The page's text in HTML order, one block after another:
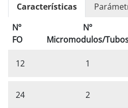
Características
Nº
FO
Nº
Micromodulos/
12 1
24 2